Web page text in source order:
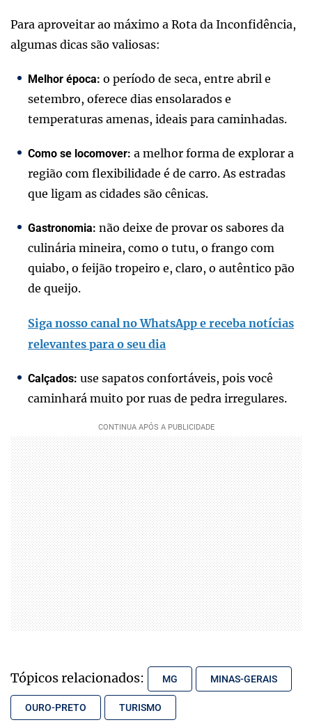
Para aproveitar ao máximo a Rota da Inconfidência,
algumas dicas são valiosas:
Melhor época: o período de seca, entre abril e
setembro, oferece dias ensolarados e
temperaturas amenas, ideais para caminhadas.
Como se locomover: a melhor forma de explorar a
região com flexibilidade é de carro. As estradas
que ligam as cidades são cênicas.
Gastronomia: não deixe de provar os sabores da
culinária mineira, como o tutu, o frango com
quiabo, o feijão tropeiro e, claro, o autêntico pão
de queijo.
Siga nosso canal no WhatsApp e receba notícias
relevantes para o seu dia
Calçados: use sapatos confortáveis, pois você
caminhará muito por ruas de pedra irregulares.
Tópicos relacionados: MG MINAS-GERAIS
OURO-PRETO TURISMO